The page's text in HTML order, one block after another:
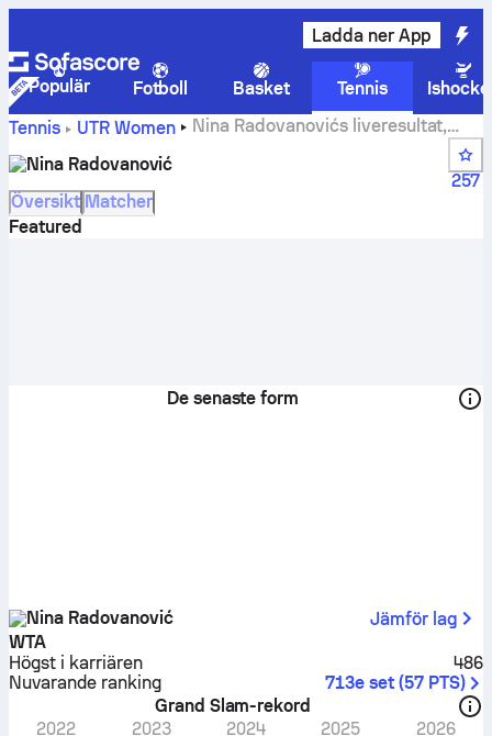
Ladda ner App
Populär Fotboll Basket Tennis
Tennis
UTR Women
Nina Radovanovićs liveresultat,
Nina Radovanović
257
Översikt Matcher
Featured
De senaste form
Nina Radovanović
Jämför lag
WTA
Högst i karriären
486
Nuvarande ranking
713e set (57 PTS)
Grand Slam-rekord
2022
2023 2024 2025
2026